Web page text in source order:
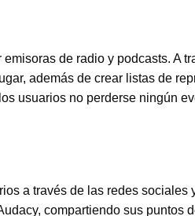
de radio y podcasts. A
además de crear listas de
usuarios no perderse ningún
a través de las redes sociales
compartiendo sus puntos